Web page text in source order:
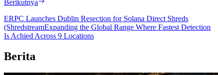
Berikutnya
ERPC Launches Dublin Resection for Solana Direct Shreds
(ShredstreamExpanding the Global Range Where Fastest Detection
Is Achied Across 9 Locations
Berita